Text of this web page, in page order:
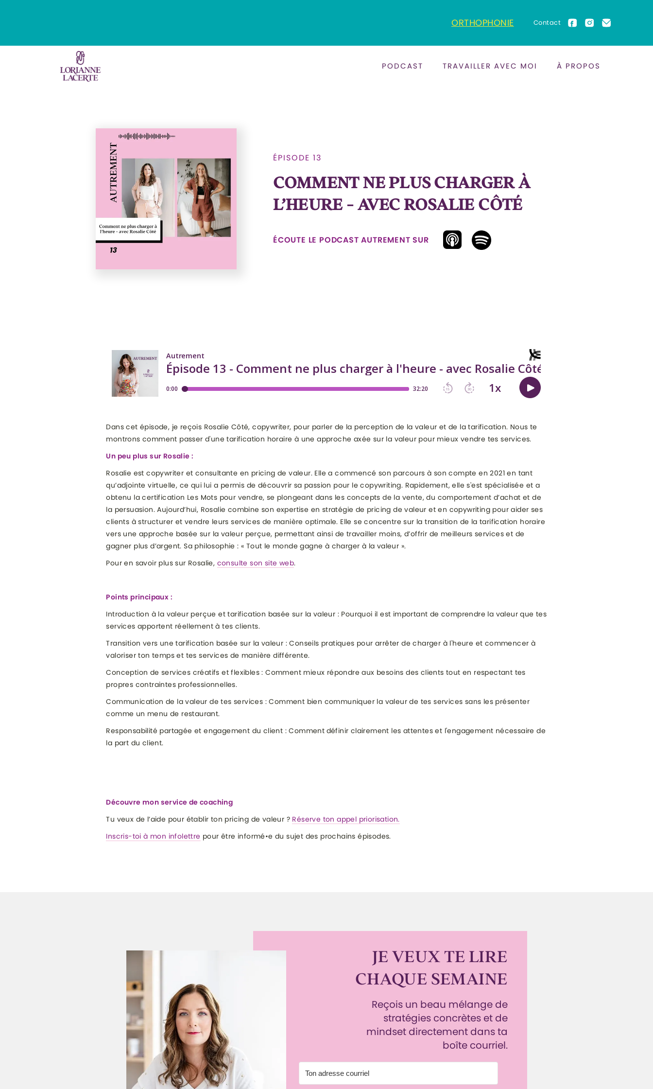
ORTHOPHONIE Contact
PODCAST TRAVAILLER AVEC MOI À PROPOS
ÉPISODE 13
COMMENT NE PLUS CHARGER À
L’HEURE - AVEC ROSALIE CÔTÉ
ÉCOUTE LE PODCAST AUTREMENT SUR
Dans cet épisode, je reçois Rosalie Côté, copywriter, pour parler de la perception de la valeur et de la tarification. Nous te
montrons comment passer d'une tarification horaire à une approche axée sur la valeur pour mieux vendre tes services.
Un peu plus sur Rosalie :
Rosalie est copywriter et consultante en pricing de valeur. Elle a commencé son parcours à son compte en 2021 en tant
qu’adjointe virtuelle, ce qui lui a permis de découvrir sa passion pour le copywriting. Rapidement, elle s'est spécialisée et a
obtenu la certification Les Mots pour vendre, se plongeant dans les concepts de la vente, du comportement d’achat et de
la persuasion. Aujourd’hui, Rosalie combine son expertise en stratégie de pricing de valeur et en copywriting pour aider ses
clients à structurer et vendre leurs services de manière optimale. Elle se concentre sur la transition de la tarification horaire
vers une approche basée sur la valeur perçue, permettant ainsi de travailler moins, d’offrir de meilleurs services et de
gagner plus d’argent. Sa philosophie : « Tout le monde gagne à charger à la valeur ».
Pour en savoir plus sur Rosalie, consulte son site web.
Points principaux :
Introduction à la valeur perçue et tarification basée sur la valeur : Pourquoi il est important de comprendre la valeur que tes
services apportent réellement à tes clients.
Transition vers une tarification basée sur la valeur : Conseils pratiques pour arrêter de charger à l'heure et commencer à
valoriser ton temps et tes services de manière différente.
Conception de services créatifs et flexibles : Comment mieux répondre aux besoins des clients tout en respectant tes
propres contraintes professionnelles.
Communication de la valeur de tes services : Comment bien communiquer la valeur de tes services sans les présenter
comme un menu de restaurant.
Responsabilité partagée et engagement du client : Comment définir clairement les attentes et l'engagement nécessaire de
la part du client.
Découvre mon service de coaching
Tu veux de l’aide pour établir ton pricing de valeur ? Réserve ton appel priorisation.
Inscris-toi à mon infolettre pour être informé•e du sujet des prochains épisodes.
JE VEUX TE LIRE
CHAQUE SEMAINE
Reçois un beau mélange de
stratégies concrètes et de
mindset directement dans ta
boîte courriel.